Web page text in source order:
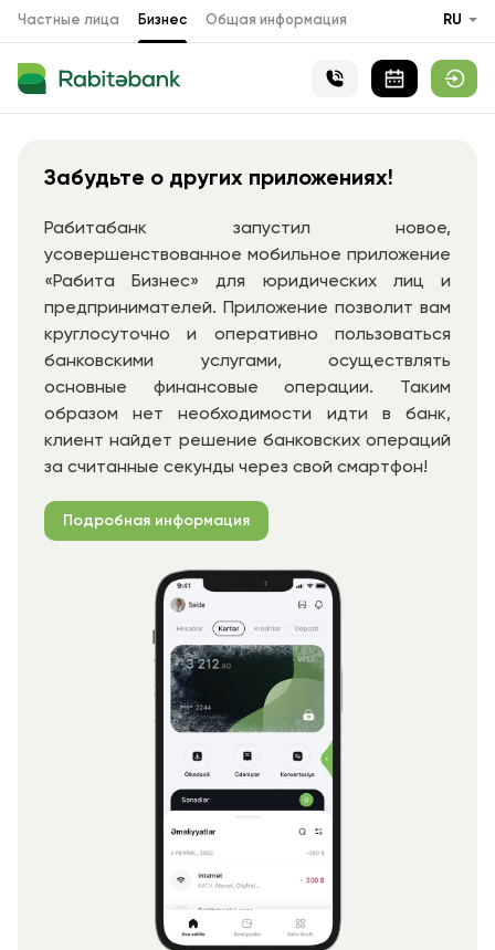
Частные лица Бизнес Общая информация RU
Забудьте о других приложениях!
Рабитабанк запустил новое,
усовершенствованное мобильное приложение
«Рабита Бизнес» для юридических лиц и
предпринимателей. Приложение позволит вам
круглосуточно и оперативно пользоваться
банковскими услугами, осуществлять
основные финансовые операции. Таким
образом нет необходимости идти в банк,
клиент найдет решение банковских операций
за считанные секунды через свой смартфон!
Подробная информация